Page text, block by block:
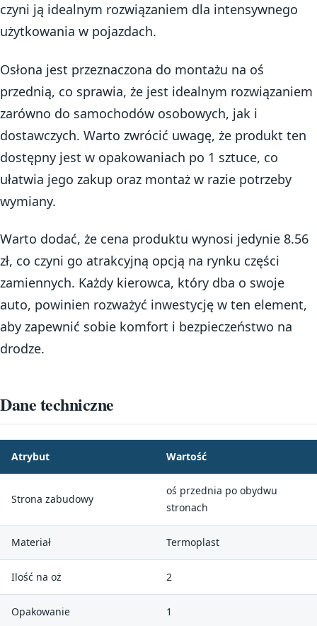
czyni ją idealnym rozwiązaniem dla intensywnego
użytkowania w pojazdach.
Osłona jest przeznaczona do montażu na oś
przednią, co sprawia, że jest idealnym rozwiązaniem
zarówno do samochodów osobowych, jak i
dostawczych. Warto zwrócić uwagę, że produkt ten
dostępny jest w opakowaniach po 1 sztuce, co
ułatwia jego zakup oraz montaż w razie potrzeby
wymiany.
Warto dodać, że cena produktu wynosi jedynie 8.56
zł, co czyni go atrakcyjną opcją na rynku części
zamiennych. Każdy kierowca, który dba o swoje
auto, powinien rozważyć inwestycję w ten element,
aby zapewnić sobie komfort i bezpieczeństwo na
drodze.
Dane techniczne
Atrybut Wartość
Strona zabudowy
oś przednia po obydwu
stronach
Materiał Termoplast
Ilość na oż 2
Opakowanie 1